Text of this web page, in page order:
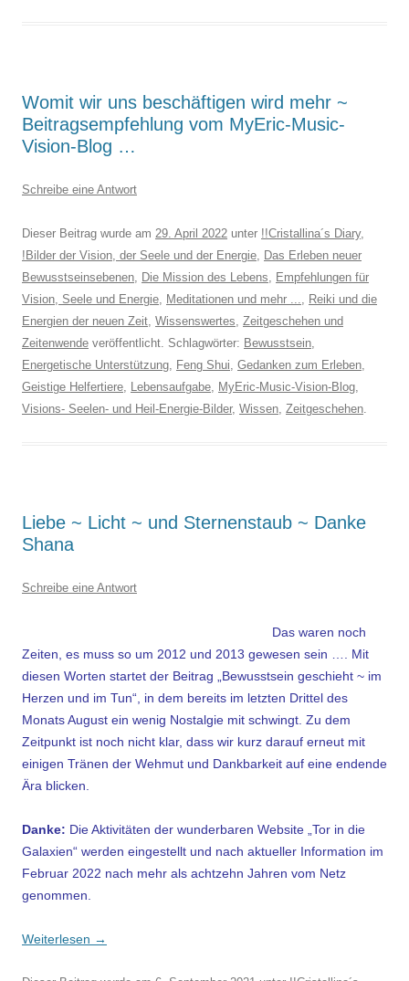
Womit wir uns beschäftigen wird mehr ~
Beitragsempfehlung vom MyEric-Music-
Vision-Blog …
Schreibe eine Antwort
Dieser Beitrag wurde am 29. April 2022 unter !!Cristallina´s Diary,
!Bilder der Vision, der Seele und der Energie, Das Erleben neuer
Bewusstseinsebenen, Die Mission des Lebens, Empfehlungen für
Vision, Seele und Energie, Meditationen und mehr ..., Reiki und die
Energien der neuen Zeit, Wissenswertes, Zeitgeschehen und
Zeitenwende veröffentlicht. Schlagwörter: Bewusstsein,
Energetische Unterstützung, Feng Shui, Gedanken zum Erleben,
Geistige Helfertiere, Lebensaufgabe, MyEric-Music-Vision-Blog,
Visions- Seelen- und Heil-Energie-Bilder, Wissen, Zeitgeschehen.
Liebe ~ Licht ~ und Sternenstaub ~ Danke
Shana
Schreibe eine Antwort
Das waren noch
Zeiten, es muss so um 2012 und 2013 gewesen sein …. Mit
diesen Worten startet der Beitrag „Bewusstsein geschieht ~ im
Herzen und im Tun“, in dem bereits im letzten Drittel des
Monats August ein wenig Nostalgie mit schwingt. Zu dem
Zeitpunkt ist noch nicht klar, dass wir kurz darauf erneut mit
einigen Tränen der Wehmut und Dankbarkeit auf eine endende
Ära blicken.
Danke: Die Aktivitäten der wunderbaren Website „Tor in die
Galaxien“ werden eingestellt und nach aktueller Information im
Februar 2022 nach mehr als achtzehn Jahren vom Netz
genommen.
Weiterlesen →